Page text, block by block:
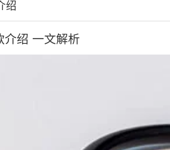
绍
介绍 一文解析